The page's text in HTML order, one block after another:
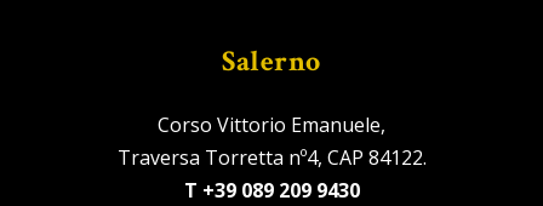
Salerno
Corso Vittorio Emanuele,
Traversa Torretta nº4, CAP 84122.
T +39 089 209 9430